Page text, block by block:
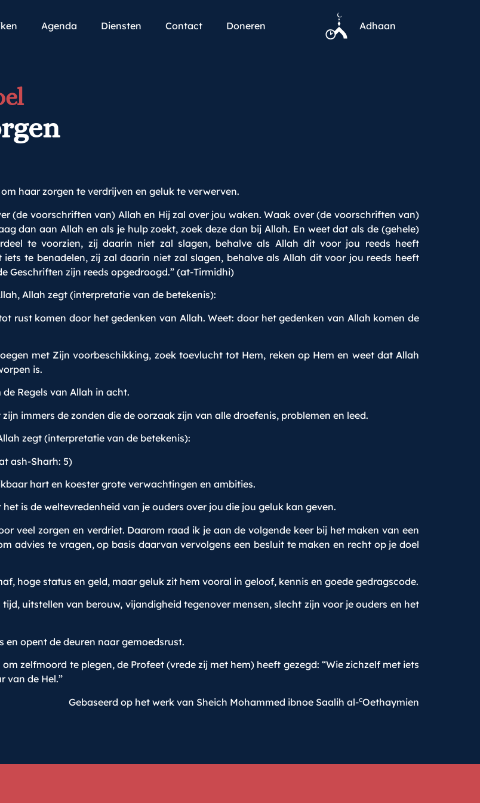
Agenda Diensten Contact Doneren Adhaan
haar zorgen te verdrijven en geluk te verwerven.
(de voorschriften van) Allah en Hij zal over jou waken. Waak over (de voorschriften van)
dan aan Allah en als je hulp zoekt, zoek deze dan bij Allah. En weet dat als de (gehele)
te voorzien, zij daarin niet zal slagen, behalve als Allah dit voor jou reeds heeft
te benadelen, zij zal daarin niet zal slagen, behalve als Allah dit voor jou reeds heeft
Geschriften zijn reeds opgedroogd.” (at-Tirmidhi)
Allah zegt (interpretatie van de betekenis):
rust komen door het gedenken van Allah. Weet: door het gedenken van Allah komen de
met Zijn voorbeschikking, zoek toevlucht tot Hem, reken op Hem en weet dat Allah
is.
Regels van Allah in acht.
immers de zonden die de oorzaak zijn van alle droefenis, problemen en leed.
zegt (interpretatie van de betekenis):
ash-Sharh: 5)
hart en koester grote verwachtingen en ambities.
is de weltevredenheid van je ouders over jou die jou geluk kan geven.
veel zorgen en verdriet. Daarom raad ik je aan de volgende keer bij het maken van een
advies te vragen, op basis daarvan vervolgens een besluit te maken en recht op je doel
hoge status en geld, maar geluk zit hem vooral in geloof, kennis en goede gedragscode.
uitstellen van berouw, vijandigheid tegenover mensen, slecht zijn voor je ouders en het
en opent de deuren naar gemoedsrust.
zelfmoord te plegen, de Profeet (vrede zij met hem) heeft gezegd: “Wie zichzelf met iets
van de Hel.”
Gebaseerd op het werk van Sheich Mohammed ibnoe Saalih al-cOethaymien